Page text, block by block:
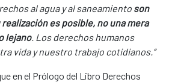
al agua y al saneamiento son
es posible, no una mera
lejano. Los derechos humanos
vida y nuestro trabajo cotidianos.”
en el Prólogo del Libro Derechos